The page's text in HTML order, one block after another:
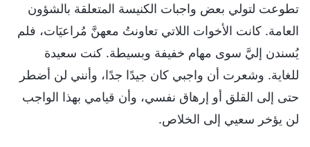
تطوعت لتولي بعض واجبات الكنيسة المتعلقة بالشؤون
العامة. كانت الأخوات اللاتي تعاونتُ معهنَّ مُراعيَات، فلم
يُسندن إليَّ سوى مهام خفيفة وبسيطة. كنت سعيدة
للغاية. وشعرت أن واجبي كان جيدًا جدًا، وأنني لن أضطر
حتى إلى القلق أو إرهاق نفسي، وأن قيامي بهذا الواجب
لن يؤخر سعيي إلى الخلاص.